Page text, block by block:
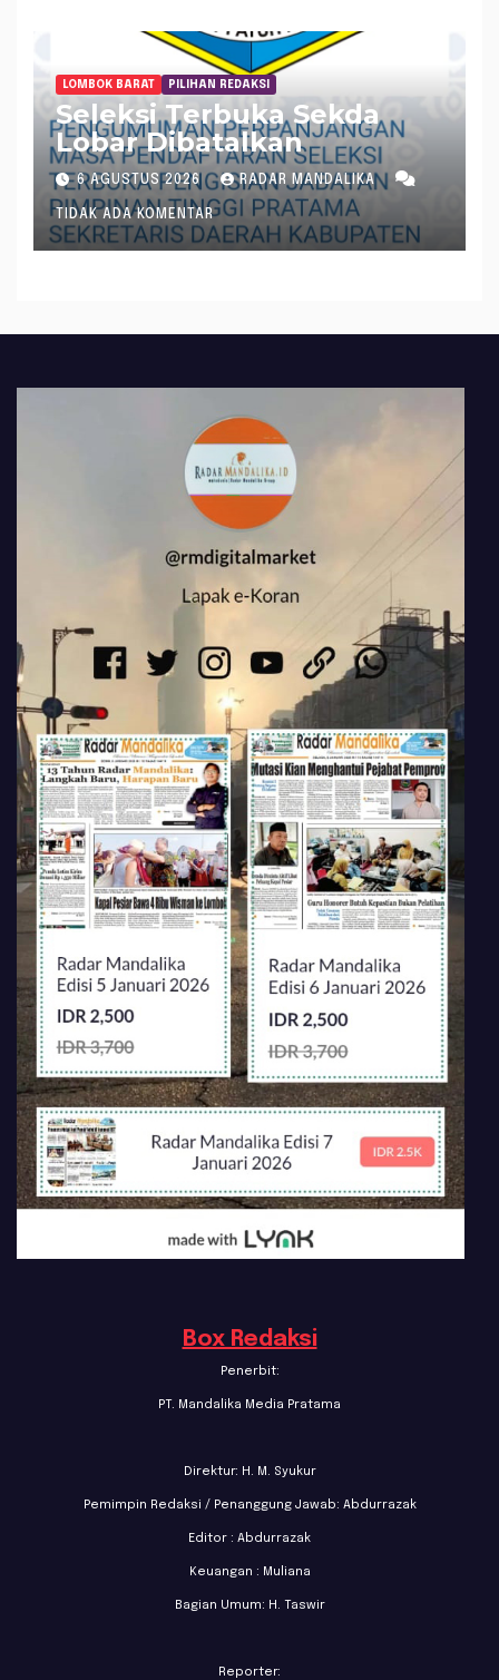
LOMBOK BARAT PILIHAN REDAKSI
Seleksi Terbuka Sekda
Lobar Dibatalkan
6 AGUSTUS 2026 RADAR MANDALIKA
TIDAK ADA KOMENTAR
Box Redaksi
Penerbit:
PT. Mandalika Media Pratama
Direktur: H. M. Syukur
Pemimpin Redaksi / Penanggung Jawab: Abdurrazak
Editor : Abdurrazak
Keuangan : Muliana
Bagian Umum: H. Taswir
Reporter: